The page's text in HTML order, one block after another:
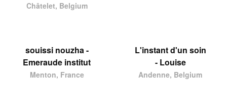
Châtelet, Belgium
souissi nouzha -
Emeraude institut
Menton, France
L'instant d'un soin
- Louise
Andenne, Belgium